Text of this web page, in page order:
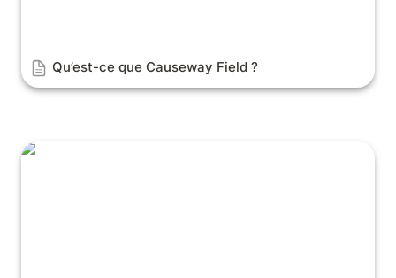
Qu’est-ce que Causeway Field ?
Comment accéder à la plateforme ?